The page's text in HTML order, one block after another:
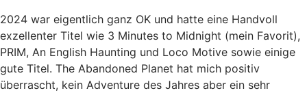
2024 war eigentlich ganz OK und hatte eine Handvoll
exzellenter Titel wie 3 Minutes to Midnight (mein Favorit),
PRIM, An English Haunting und Loco Motive sowie einige
gute Titel. The Abandoned Planet hat mich positiv
überrascht, kein Adventure des Jahres aber ein sehr